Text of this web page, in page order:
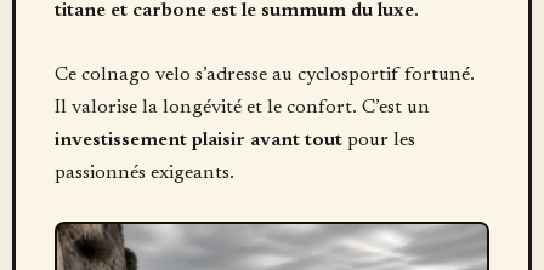
titane et carbone est le summum du luxe.
Ce colnago velo s’adresse au cyclosportif fortuné.
Il valorise la longévité et le confort. C’est un
investissement plaisir avant toutpour les
passionnés exigeants.